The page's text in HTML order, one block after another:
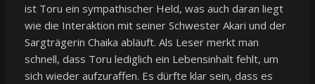
ist Toru ein sympathischer Held, was auch daran liegt
wie die Interaktion mit seiner Schwester Akari und der
Sargträgerin Chaika abläuft. Als Leser merkt man
schnell, dass Toru lediglich ein Lebensinhalt fehlt, um
sich wieder aufzuraffen. Es dürfte klar sein, dass es